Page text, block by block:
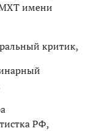
МХТ имени
критик,
РФ,